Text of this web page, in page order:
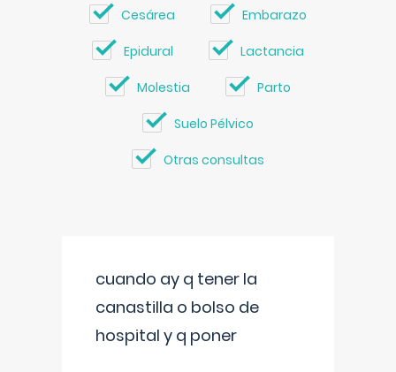
Cesárea Embarazo
Epidural Lactancia
Molestia Parto
Suelo Pélvico
Otras consultas
cuando ay q tener la
canastilla o bolso de
hospital y q poner